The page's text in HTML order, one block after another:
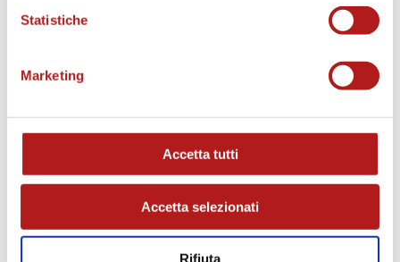
Statistiche
Marketing
Accetta tutti
Accetta selezionati
Rifiuta
AS CITTADELLA STORE